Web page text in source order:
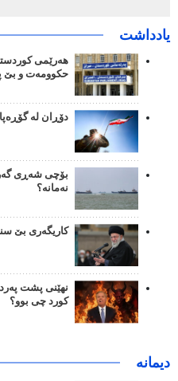
یادداشت
حکوومەت و بێ
دۆڕان لە
بۆچی شەڕی
نەمانە؟
کاریگەری بێ
نهێنی پشت
کورد چی بوو؟
دیمانە